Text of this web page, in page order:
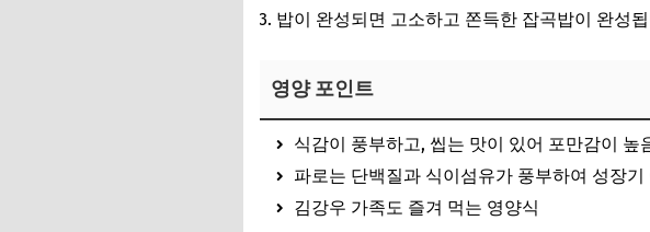
밥이 완성되면 고소하고 쫀득한 잡곡밥이 완성
영양 포인트
식감이 풍부하고, 씹는 맛이 있어 포만감이 높
파로는 단백질과 식이섬유가 풍부하여 성장
김강우 가족도 즐겨 먹는 영양식